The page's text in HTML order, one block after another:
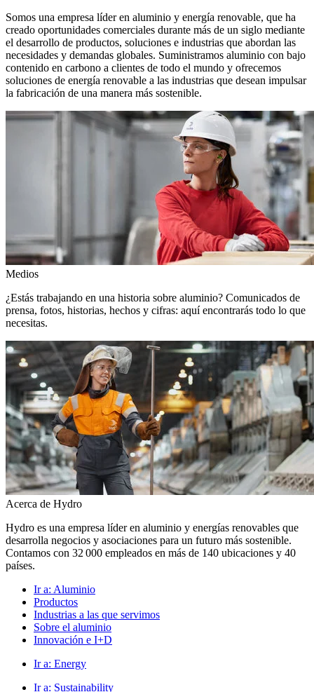
Somos una empresa líder en aluminio y energía renovable, que ha
creado oportunidades comerciales durante más de un siglo mediante
el desarrollo de productos, soluciones e industrias que abordan las
necesidades y demandas globales. Suministramos aluminio con bajo
contenido en carbono a clientes de todo el mundo y ofrecemos
soluciones de energía renovable a las industrias que desean impulsar
la fabricación de una manera más sostenible.
Medios
¿Estás trabajando en una historia sobre aluminio? Comunicados de
prensa, fotos, historias, hechos y cifras: aquí encontrarás todo lo que
necesitas.
Acerca de Hydro
Hydro es una empresa líder en aluminio y energías renovables que
desarrolla negocios y asociaciones para un futuro más sostenible.
Contamos con 32 000 empleados en más de 140 ubicaciones y 40
países.
Ir a: Aluminio
Productos
Industrias a las que servimos
Sobre el aluminio
Innovación e I+D
Ir a: Energy
Ir a: Sustainability